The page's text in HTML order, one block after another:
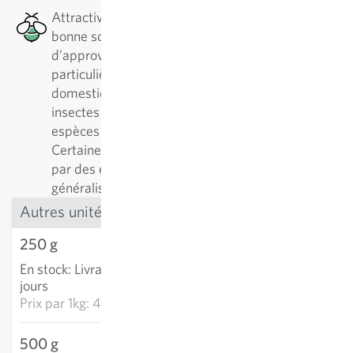
Attractive pour les abeilles : Cette plante est une
bonne source de nectar en termes
d’approvisionnement en pollen, ce qui est
particulièrement bénéfique pour les abeilles
domestiques et solitaires, ainsi que pour d’autres
insectes pollinisateurs. Il existe plus de 500
espèces différentes d'abeilles solitaires.
Certaines plantes sont préférablement visitées
par des espèces spécialistes, d'autres par des
généralistes.
Autres unités
250 g
En stock: Livraison 2-4
jours
Prix par1kg: 41.66 CHF
500 g